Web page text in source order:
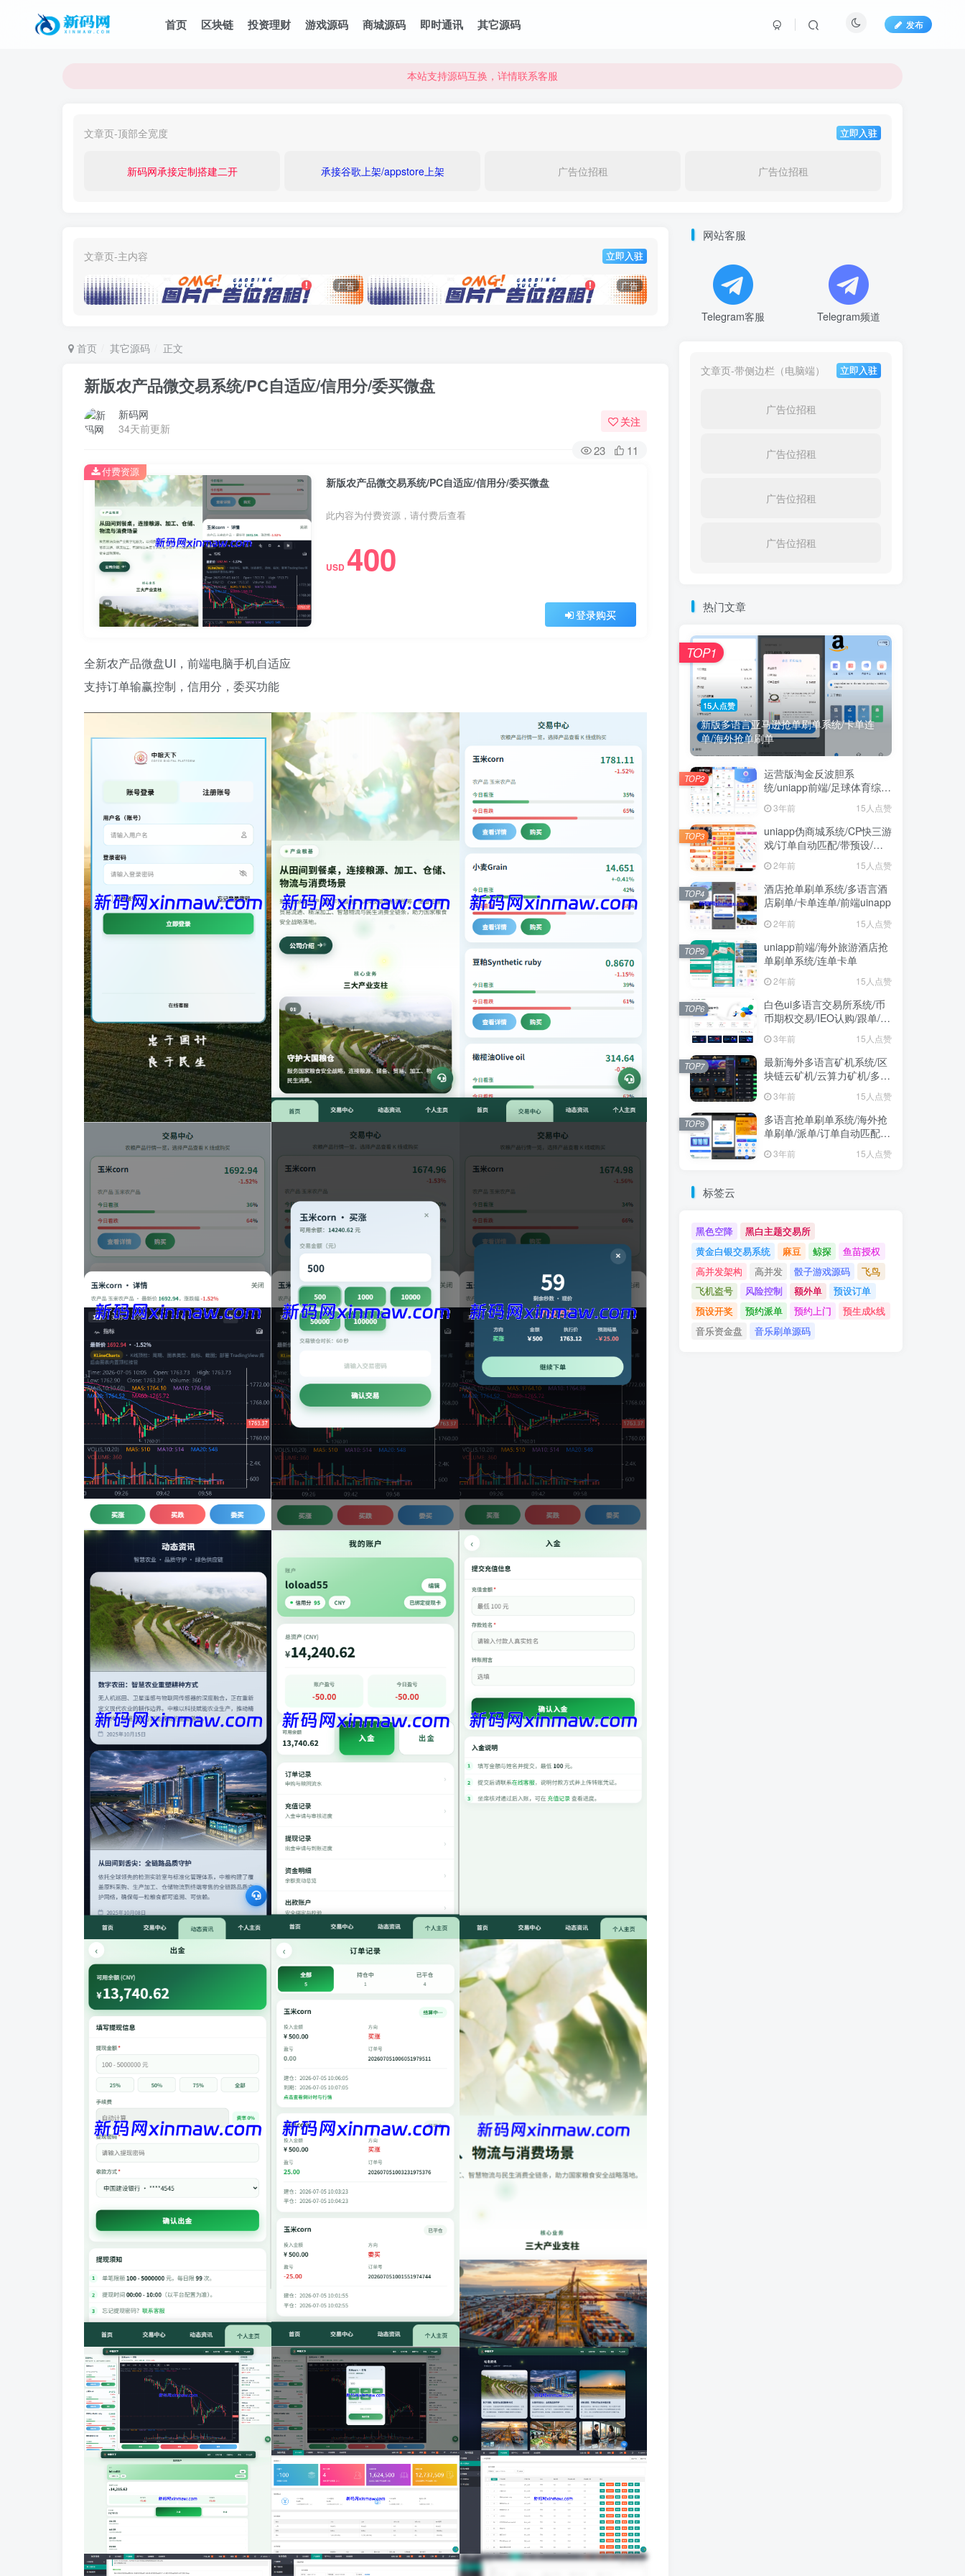
首页 区块链 投资理财 游戏源码 商城源码 即时通讯 其它源码 发布
本站支持源码互换，详情联系客服
本站支持源码互换，详情联系客服
文章页-顶部全宽度 立即入驻
新码网承接定制搭建二开 承接谷歌上架/appstore上架 广告位招租 广告位招租
文章页-主内容 立即入驻
广告 广告
首页 其它源码 正文
新版农产品微交易系统/PC自适应/信用分/委买微盘
新码网
34天前更新
关注
23 11
新版农产品微交易系统/PC自适应/信用分/委买微盘
此内容为付费资源，请付费后查看
USD 400
登录购买
付费资源
全新农产品微盘UI，前端电脑手机自适应
支持订单输赢控制，信用分，委买功能
网站客服
Telegram客服 Telegram频道
文章页-带侧边栏（电脑端） 立即入驻
广告位招租
广告位招租
广告位招租
广告位招租
热门文章
15人点赞
新版多语言亚马逊抢单刷单系统/卡单连
单/海外抢单刷单
TOP1
运营版淘金反波胆系
统/uniapp前端/足球体育综合
娱乐系统/全自动采集
3年前 15人点赞
TOP2
uniapp伪商城系统/CP快三游
戏/订单自动匹配/带预设/代
理后台
2年前 15人点赞
TOP3
酒店抢单刷单系统/多语言酒
店刷单/卡单连单/前端uinapp
2年前 15人点赞
TOP4
uniapp前端/海外旅游酒店抢
单刷单系统/连单卡单
2年前 15人点赞
TOP5
白色ui多语言交易所系统/币
币期权交易/IEO认购/跟单/锁
3年前 15人点赞
TOP6
最新海外多语言矿机系统/区
块链云矿机/云算力矿机/多级
3年前 15人点赞
TOP7
多语言抢单刷单系统/海外抢
单刷单/派单/订单自动匹配/
3年前 15人点赞
TOP8
标签云
黑色空降
黑白主题交易所
黄金白银交易系统
麻豆 鲸探
鱼苗授权
高并发架构
高并发 骰子游戏源码
飞鸟
飞机盗号
风险控制 额外单
预设订单
预设开奖
预约派单 预约上门
预生成k线
音乐资金盘
音乐刷单源码